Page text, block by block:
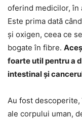
oferind medicilor, în
Este prima dată
şi oxigen, ceea ce
bogate în fibre.
foarte util pentru a
intestinal şi
Au fost
ale corpului uman,